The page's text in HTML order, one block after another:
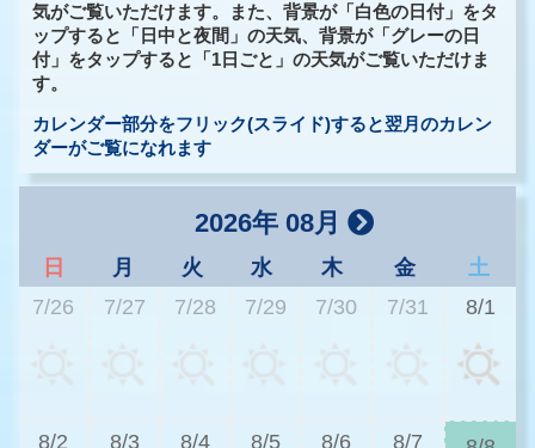
気がご覧いただけます。また、背景が「白色の日付」をタ
ップすると「日中と夜間」の天気、背景が「グレーの日
付」をタップすると「1日ごと」の天気がご覧いただけま
す。
カレンダー部分をフリック(スライド)すると翌月のカレン
ダーがご覧になれます
2026年 08月
日 月 火 水 木 金
土
7/26
7/27 7/28 7/29 7/30 7/31 8/1
8/2 8/3 8/4 8/5 8/6 8/7